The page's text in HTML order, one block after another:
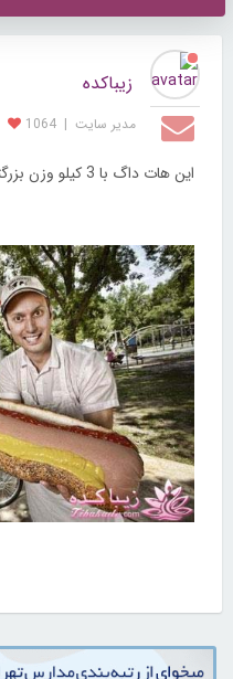
زیباکده
مدیر سایت |
1064
این هات داگ با 3 کیلو وزن بزرگترین هات داگ جهان است.